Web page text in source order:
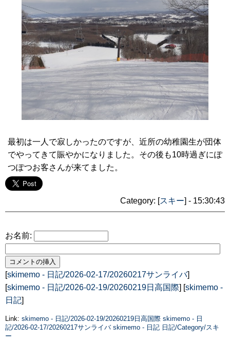
最初は一人で寂しかったのですが、近所の幼稚園生が団体
でやってきて賑やかになりました。その後も10時過ぎにぽ
つぽつお客さんが来てました。
Category: [スキー] - 15:30:43
お名前:
[skimemo - 日記/2026-02-17/20260217サンライバ]
[skimemo - 日記/2026-02-19/20260219日高国際] [skimemo -
日記]
Link: skimemo - 日記/2026-02-19/20260219日高国際 skimemo - 日
記/2026-02-17/20260217サンライバ skimemo - 日記 日記/Category/スキ
ー